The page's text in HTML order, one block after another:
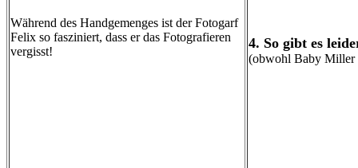
Während des Handgemenges ist der Fotogarf
Felix so fasziniert, dass er das Fotografieren
vergisst!
4. So gibt es
(obwohl Baby Miller